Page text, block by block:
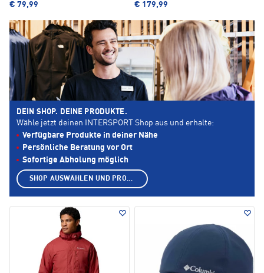
€ 79,99 € 179,99
DEIN SHOP. DEINE PRODUKTE.
Wähle jetzt deinen INTERSPORT Shop aus und erhalte:
Verfügbare Produkte in deiner Nähe
Persönliche Beratung vor Ort
Sofortige Abholung möglich
SHOP AUSWÄHLEN UND PRODUKTE ANZEIGEN